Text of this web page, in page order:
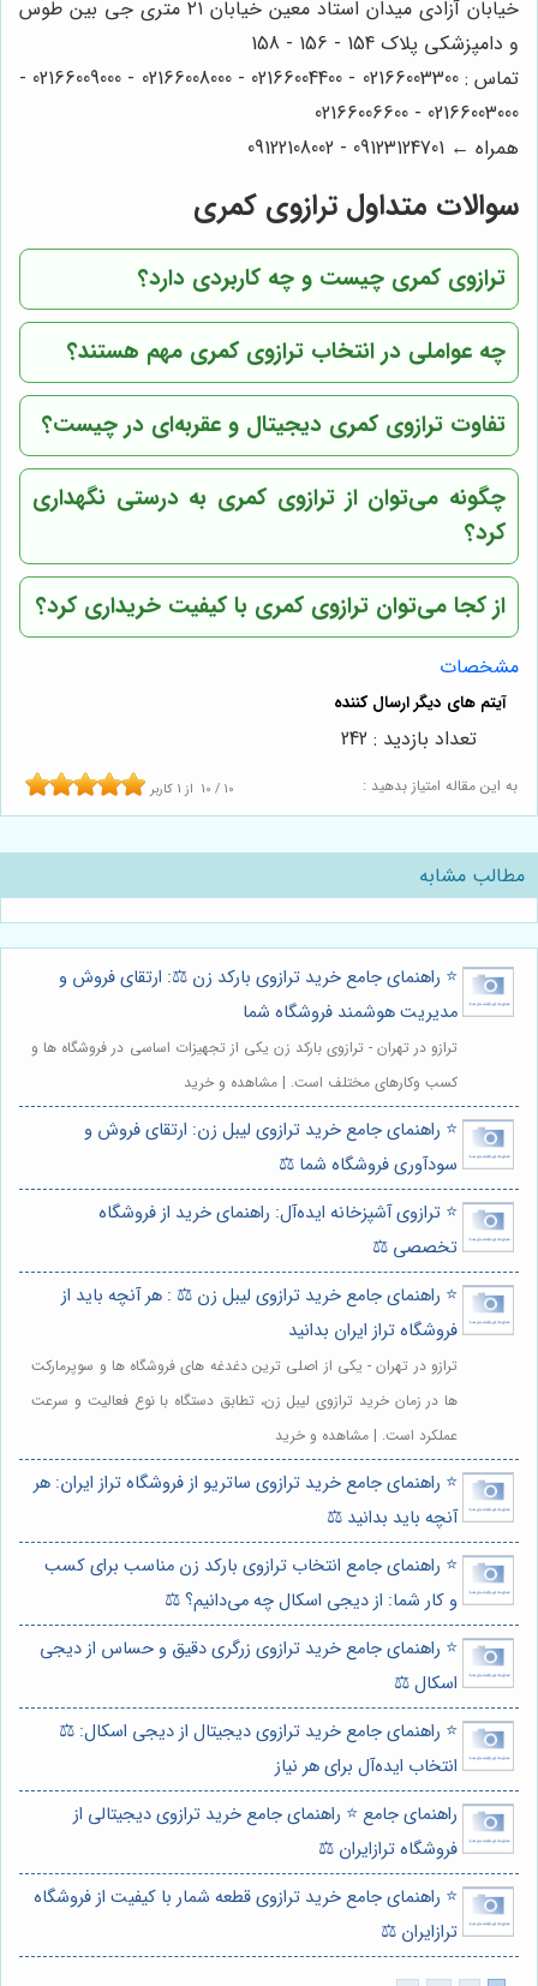
خیابان آزادی میدان استاد معین خیابان ۲۱ متری جی بین طوس
و دامپزشکی پلاک 154 - 156 - 158
تماس : 02166003300 - 02166004400 - 02166008000 - 02166009000 -
02166003000 - 02166006600
همراه ← 09123124701 - 09122108002
سوالات متداول ترازوی کمری
ترازوی کمری چیست و چه کاربردی دارد؟
چه عواملی در انتخاب ترازوی کمری مهم هستند؟
تفاوت ترازوی کمری دیجیتال و عقربه‌ای در چیست؟
چگونه می‌توان از ترازوی کمری به درستی نگهداری
کرد؟
از کجا می‌توان ترازوی کمری با کیفیت خریداری کرد؟
مشخصات
به این مقاله امتیاز بدهید : 10 / 10 از 1 کاربر
تعداد بازدید : 242
مطالب مشابه
⭐️ راهنمای جامع خرید ترازوی بارکد زن ⚖️: ارتقای فروش و
مدیریت هوشمند فروشگاه شما
ترازو در تهران - ترازوی بارکد زن یکی از تجهیزات اساسی در فروشگاه ها و
کسب وکارهای مختلف است. | مشاهده و خرید
⭐️ راهنمای جامع خرید ترازوی لیبل زن: ارتقای فروش و
سودآوری فروشگاه شما ⚖️
⭐️ ترازوی آشپزخانه ایده‌آل: راهنمای خرید از فروشگاه
تخصصی ⚖️
⭐️ راهنمای جامع خرید ترازوی لیبل زن ⚖️ : هر آنچه باید از
فروشگاه تراز ایران بدانید
ترازو در تهران - یکی از اصلی ترین دغدغه های فروشگاه ها و سوپرمارکت
ها در زمان خرید ترازوی لیبل زن، تطابق دستگاه با نوع فعالیت و سرعت
عملکرد است. | مشاهده و خرید
⭐️ راهنمای جامع خرید ترازوی ساتریو از فروشگاه تراز ایران: هر
آنچه باید بدانید ⚖️
⭐️ راهنمای جامع انتخاب ترازوی بارکد زن مناسب برای کسب
و کار شما: از دیجی اسکال چه می‌دانیم؟ ⚖️
⭐️ راهنمای جامع خرید ترازوی زرگری دقیق و حساس از دیجی
اسکال ⚖️
⭐️ راهنمای جامع خرید ترازوی دیجیتال از دیجی اسکال: ⚖️
انتخاب ایده‌آل برای هر نیاز
راهنمای جامع ⭐️ راهنمای جامع خرید ترازوی دیجیتالی از
فروشگاه ترازایران ⚖️
⭐️ راهنمای جامع خرید ترازوی قطعه شمار با کیفیت از فروشگاه
ترازایران ⚖️